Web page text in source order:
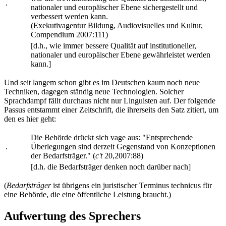
.
nationaler und europäischer Ebene sichergestellt und
verbessert werden kann.
(Exekutivagentur Bildung, Audiovisuelles und Kultur,
Compendium 2007:111)
[d.h., wie immer bessere Qualität auf institutioneller,
nationaler und europäischer Ebene gewährleistet werden
kann.]
Und seit langem schon gibt es im Deutschen kaum noch neue
Techniken, dagegen ständig neue Technologien. Solcher
Sprachdampf fällt durchaus nicht nur Linguisten auf. Der folgende
Passus entstammt einer Zeitschrift, die ihrerseits den Satz zitiert, um
den es hier geht:
.
Die Behörde drückt sich vage aus: "Entsprechende
Überlegungen sind derzeit Gegenstand von Konzeptionen
der Bedarfsträger." (c't20,2007:88)
[d.h. die Bedarfsträger denken noch darüber nach]
(Bedarfsträgerist übrigens ein juristischer Terminus technicus für
eine Behörde, die eine öffentliche Leistung braucht.)
Aufwertung des Sprechers